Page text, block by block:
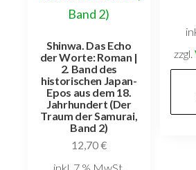
Shinwa. Das Echo
der Worte: Roman |
2. Band des
historischen Japan-
Epos aus dem 18.
Jahrhundert (Der
Traum der Samurai,
Band 2)
12,70€
zzgl.